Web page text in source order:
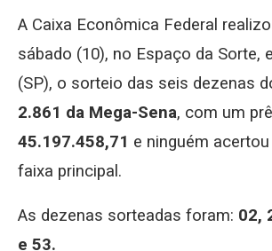
A Caixa Econômica Federal
sábado (10), no Espaço da Sorte,
(SP), o sorteio das seis dezenas
2.861 da Mega-Sena, com um
45.197.458,71 e ninguém
faixa principal.
As dezenas sorteadas foram: 02,
e 53.